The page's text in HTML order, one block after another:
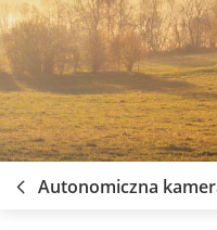
Autonomiczna